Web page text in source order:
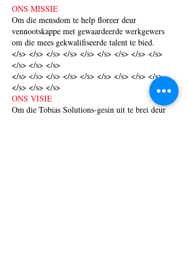
ONS MISSIE
Om die mensdom te help floreer deur
vennootskappe met gewaardeerde werkgewers
om die mees gekwalifiseerde talent te bied.
</s> </s> </s> </s> </s> </s> </s> </s> </s>
</s> </s> </s>
</s> </s> </s> </s> </s> </s> </s> </s> </s>
</s> </s> </s>
ONS VISIE
Om die Tobias Solutions-gesin uit te brei deur